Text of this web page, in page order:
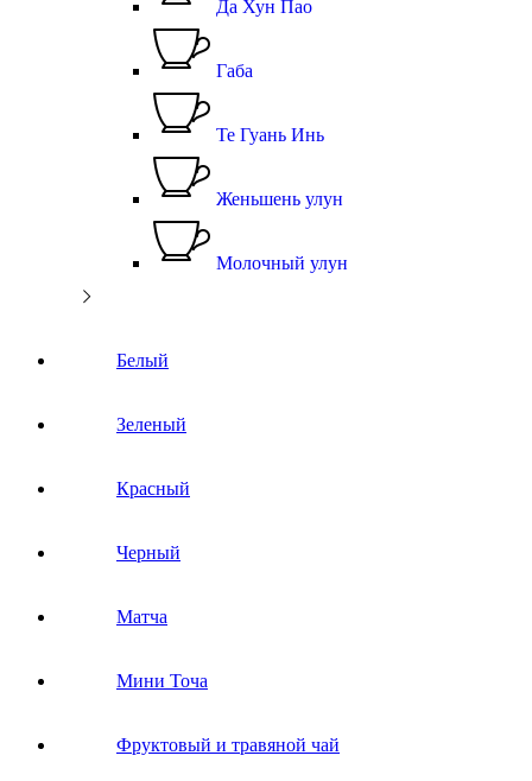
Да Хун Пао
Габа
Те Гуань Инь
Женьшень улун
Молочный улун
Белый
Зеленый
Красный
Черный
Матча
Мини Точа
Фруктовый и травяной чай